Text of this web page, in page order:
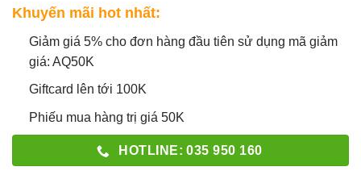
Khuyến mãi hot nhất:
Giảm giá 5% cho đơn hàng đầu tiên sử dụng mã giảm
giá: AQ50K
Giftcard lên tới 100K
Phiếu mua hàng trị giá 50K
HOTLINE: 035 950 160